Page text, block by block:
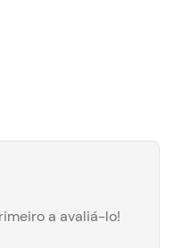
a avaliá-lo!